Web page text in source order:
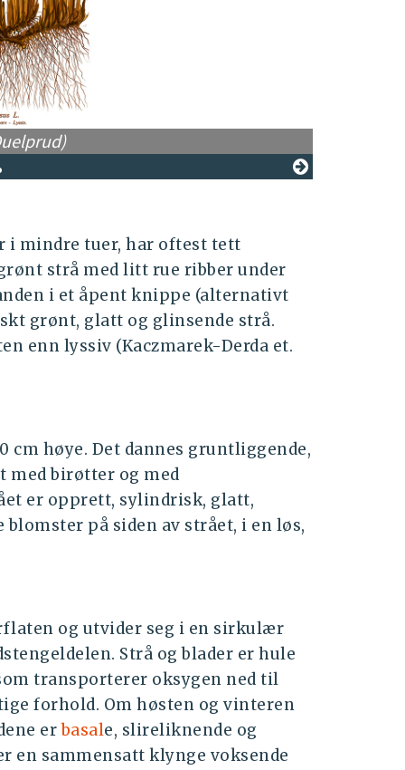
i mindre tuer, har oftest tett
strå med litt rue ribber under
i et åpent knippe (alternativt
grønt, glatt og glinsende strå.
enn lyssiv (Kaczmarek-Derda et.
cm høye. Det dannes gruntliggende,
med birøtter og med
er opprett, sylindrisk, glatt,
på siden av strået, i en løs,
og utvider seg i en sirkulær
Strå og blader er hule
transporterer oksygen ned til
forhold. Om høsten og vinteren
erbasale, slireliknende og
en sammensatt klynge voksende